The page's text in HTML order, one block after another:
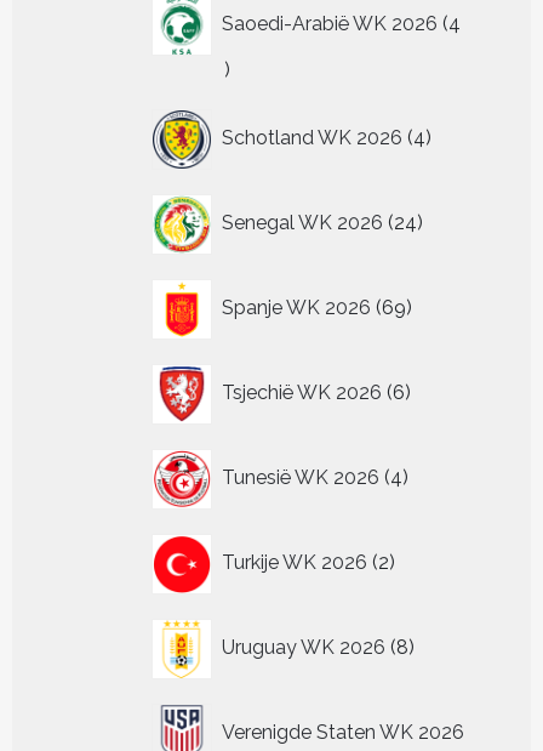
Saoedi-Arabië WK 2026 4
4
Schotland WK 2026 4
producten
Senegal WK 2026 24
producten
Spanje WK 2026 69
producten
Tsjechië WK 2026 6
producten
Tunesië WK 2026 4
producten
Turkije WK 2026 2
producten
Uruguay WK 2026 8
producten
Verenigde Staten WK 2026